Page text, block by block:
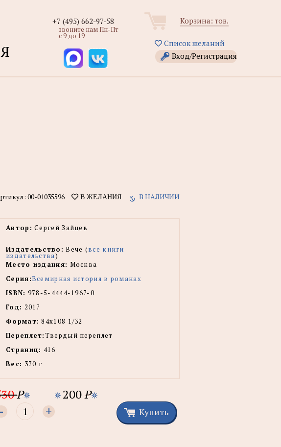
Корзина: тов.
Список желаний
Вход/Регистрация
+7 (495) 662-97-58
звоните нам Пн-Пт
с 9 до 19
00-01035596 В ЖЕЛАНИЯ В НАЛИЧИИ
Автор: Сергей Зайцев
Издательство: Вече (все книги
издательства)
Место издания: Москва
Серия:Всемирная история в романах
ISBN: 978-5-4444-1967-0
Год: 2017
Формат: 84х108 1/32
Переплет:Твердый переплет
Страниц: 416
Вес: 370 г
P 200P
+ Купить